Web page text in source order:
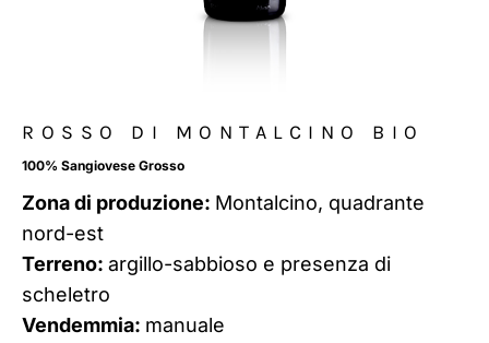
ROSSO DI MONTALCINO BIO
100% Sangiovese Grosso
Zona di produzione: Montalcino, quadrante
nord-est
Terreno: argillo-sabbioso e presenza di
scheletro
Vendemmia: manuale